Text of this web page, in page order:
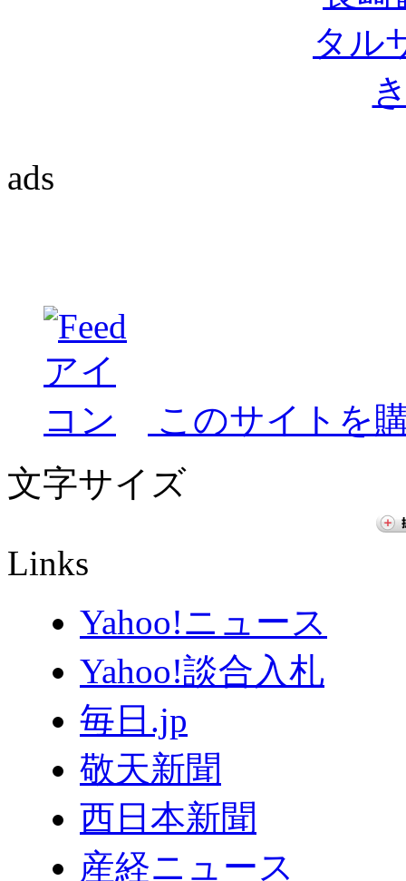
ads
このサイトを
文字サイズ
Links
Yahoo!ニュース
Yahoo!談合入札
毎日.jp
敬天新聞
西日本新聞
産経ニュース